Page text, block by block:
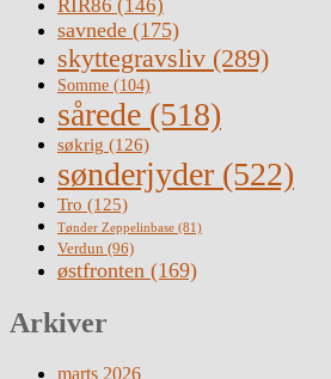
RIR86 (146)
savnede (175)
skyttegravsliv (289)
Somme (104)
sårede (518)
søkrig (126)
sønderjyder (522)
Tro (125)
Tønder Zeppelinbase (81)
Verdun (96)
østfronten (169)
Arkiver
marts 2026